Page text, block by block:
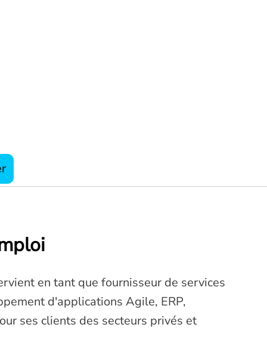
en tant que fournisseur de services
d'applications Agile, ERP,
ses clients des secteurs privés et